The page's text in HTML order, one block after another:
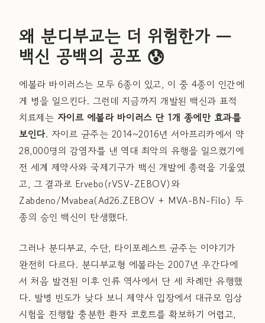
왜 분디부교는 더 위험한가 —
백신 공백의 공포 😰
에볼라 바이러스는 모두 6종이 있고, 이 중 4종이 인간에
게 병을 일으킨다. 그런데 지금까지 개발된 백신과 표적
치료제는 자이르 에볼라 바이러스 단 1개 종에만 효과를
보인다. 자이르 균주는 2014~2016년 서아프리카에서 약
28,000명의 감염자를 낸 역대 최악의 유행을 일으켰기에
전 세계 제약사와 국제기구가 백신 개발에 총력을 기울였
고, 그 결과로 Ervebo(rVSV-ZEBOV)와
Zabdeno/Mvabea(Ad26.ZEBOV + MVA-BN-Filo) 두
종의 승인 백신이 탄생했다.
그러나 분디부교, 수단, 타이포레스트 균주는 이야기가
완전히 다르다. 분디부교형 에볼라는 2007년 우간다에
서 처음 발견된 이후 인류 역사에서 단 세 차례만 유행했
다. 발병 빈도가 낮다 보니 제약사 입장에서 대규모 임상
시험을 진행할 충분한 환자 코호트를 확보하기 어렵고,